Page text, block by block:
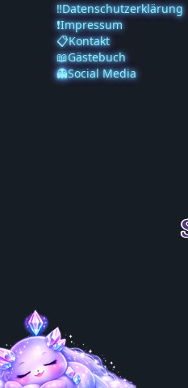
‼️Datenschutzerklärung
❗️Impressum
📋Kontakt
📖Gästebuch
👻Social Media